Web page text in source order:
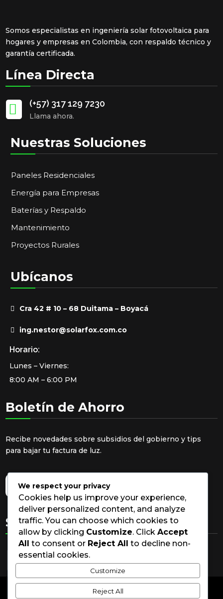
Somos especialistas en ingeniería solar fotovoltaica para
hogares y empresas en Colombia, con respaldo técnico y
garantía certificada.
Línea Directa
 (+57) 317 129 7230
Llama ahora.
Nuestras Soluciones
Paneles Residenciales
Energía para Empresas
Baterías y Respaldo
Mantenimiento
Proyectos Rurales
Ubícanos
Cra 42 # 10 – 68 Duitama – Boyacá
ing.nestor@solarfox.com.co
Horario:
Lunes – Viernes:
8:00 AM – 6:00 PM
Boletín de Ahorro
Recibe novedades sobre subsidios del gobierno y tips
para bajar tu factura de luz.
Síguenos
© Solar Fox S.A.S.2026 | Todos los derechos
We respect your privacy
Cookies help us improve your experience,
deliver personalized content, and analyze
traffic. You can choose which cookies to
allow by clicking Customize. Click Accept
All to consent or Reject All to decline non-
essential cookies.
Customize
Reject All